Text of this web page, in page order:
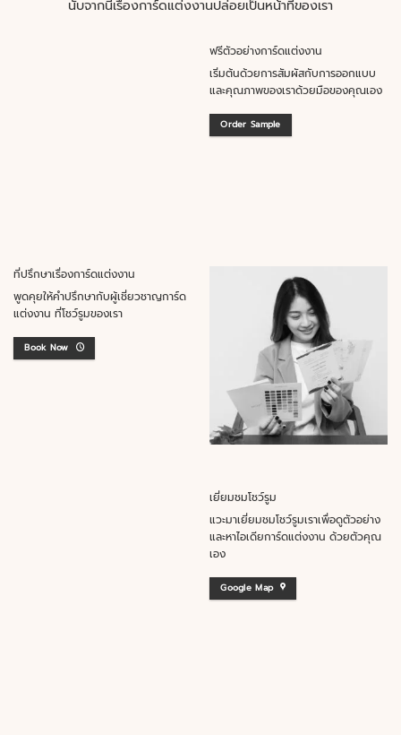
นับจากนี้เรื่องการ์ดแต่งงานปล่อยเป็นหน้าที่ของเรา
ฟรีตัวอย่างการ์ดแต่งงาน
เริ่มต้นด้วยการสัมผัสกับการออกแบบ
และคุณภาพของเราด้วยมือของคุณเอง
Order Sample
ที่ปรึกษาเรื่องการ์ดแต่งงาน
พูดคุยให้คำปรึกษากับผู้เชี่ยวชาญการ์ด
แต่งงาน ที่โชว์รูมของเรา
Book Now
เยี่ยมชมโชว์รูม
แวะมาเยี่ยมชมโชว์รูมเราเพื่อดูตัวอย่าง
และหาไอเดียการ์ดแต่งงาน ด้วยตัวคุณ
เอง
Google Map